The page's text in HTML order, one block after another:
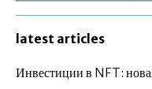
latest articles
Инвестиции в NFT: